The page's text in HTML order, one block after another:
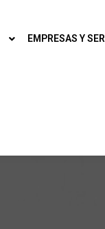
EMPRESAS Y